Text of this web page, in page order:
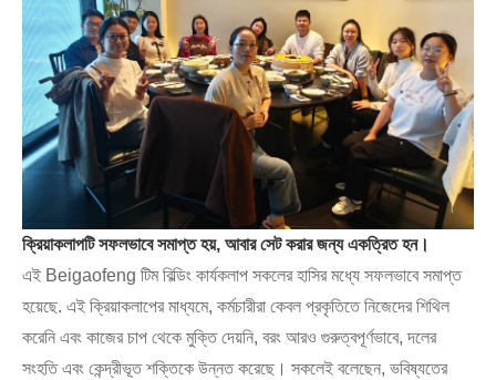
ক্রিয়াকলাপটি সফলভাবে সমাপ্ত হয়, আবার সেট করার জন্য একত্রিত হন।
এই Beigaofeng টিম বিল্ডিং কার্যকলাপ সকলের হাসির মধ্যে সফলভাবে সমাপ্ত
হয়েছে. এই ক্রিয়াকলাপের মাধ্যমে, কর্মচারীরা কেবল প্রকৃতিতে নিজেদের শিথিল
করেনি এবং কাজের চাপ থেকে মুক্তি দেয়নি, বরং আরও গুরুত্বপূর্ণভাবে, দলের
সংহতি এবং কেন্দ্রীভূত শক্তিকে উন্নত করেছে। সকলেই বলেছেন, ভবিষ্যতের